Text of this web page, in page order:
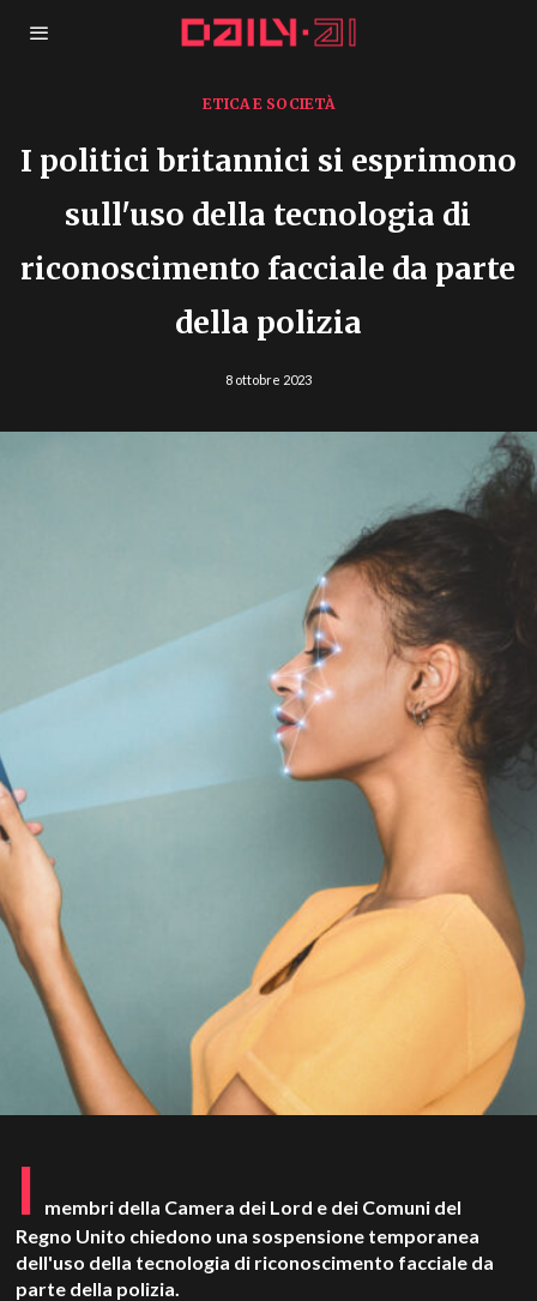
ETICA E SOCIETÀ
I politici britannici si esprimono
sull'uso della tecnologia di
riconoscimento facciale da parte
della polizia
8 ottobre 2023
I
membri della Camera dei Lord e dei Comuni del
Regno Unito chiedono una sospensione temporanea
dell'uso della tecnologia di riconoscimento facciale da
parte della polizia.